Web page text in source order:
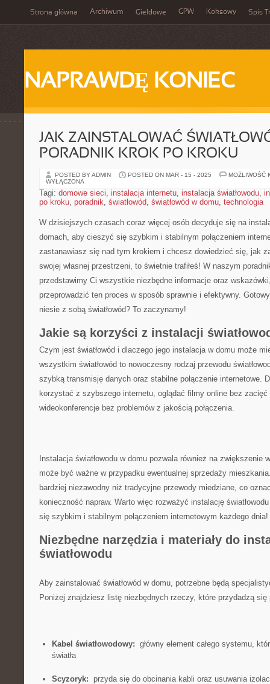
Strona główna Archiwum Giełdowe GPW Koksowy Spis
NAPRAWDĘ KONIEC
JAK ZAINSTALOWAĆ
PORADNIK KROK PO KROKU
POSTED BY ADMIN POSTED ON MAR - 15 - 2025
MOŻLIWOŚĆ
WYŁĄCZONA
Tagi: domowe sieci, instalacja internetu, instalacja światłowodu,
po kroku, poradnik, światłowód, światłowód w domu, technologia
W dzisiejszych czasach coraz więcej osób‍ decyduje się na
domach, aby cieszyć się szybkim i stabilnym połączeniem
zastanawiasz się nad tym krokiem i chcesz dowiedzieć się, jak
swojej własnej przestrzeni, to świetnie trafiłeś! W naszym⁤
przedstawimy Ci wszystkie niezbędne⁣ informacje oraz
przeprowadzić ten proces w sposób sprawnie i efektywny.
niesie z sobą światłowód? To zaczynamy!
Jakie są ⁢korzyści z instalacji
Czym ⁣jest światłowód i dlaczego jego instalacja w domu⁢ może
wszystkim światłowód to nowoczesny rodzaj przewodu
szybką transmisję danych ‌oraz⁢ stabilne połączenie internetowe.
korzystać ‍z szybszego internetu, oglądać filmy online bez
wideokonferencje bez problemów z ​jakością połączenia.
Instalacja światłowodu w domu pozwala ​również ⁤na zwiększenie​
może być ważne w przypadku ewentualnej sprzedaży
bardziej niezawodny niż tradycyjne przewody miedziane, co
konieczność napraw. ‌Warto więc rozważyć instalację
się szybkim i​ stabilnym połączeniem internetowym każdego ⁣dnia!
Niezbędne narzędzia i materiały do
światłowodu
Aby zainstalować światłowód⁣ w domu, potrzebne będą
Poniżej znajdziesz listę niezbędnych rzeczy, które przydadzą
Kabel światłowodowy:
główny element całego systemu,
światła
Scyzoryk: przyda się do obcinania kabli oraz usuwania